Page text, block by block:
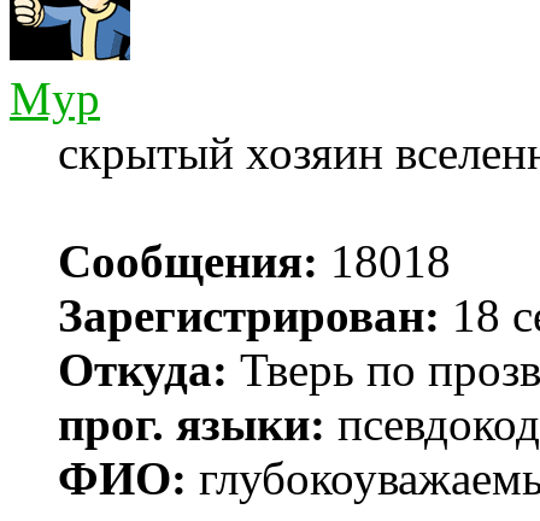
Myp
скрытый хозяин
Сообщения: 18018
Зарегистрирован: 18
Откуда: Тверь по
прог. языки:
ФИО: